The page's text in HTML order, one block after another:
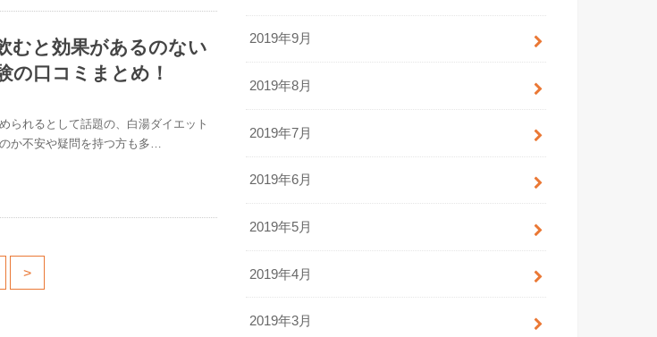
むと効果があるのない
の口コミまとめ！
られるとして話題の、白湯ダイエット
か不安や疑問を持つ方も多…
>
2019年9月
2019年8月
2019年7月
2019年6月
2019年5月
2019年4月
2019年3月